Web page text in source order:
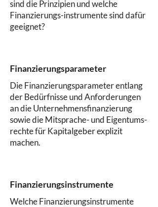
sind die Prinzipien und welche
Finanzierungs-instrumente sind dafür
geeignet?
Finanzierungsparameter
Die Finanzierungsparameter entlang
der Bedürfnisse und Anforderungen
an die Unternehmensfinanzierung
sowie die Mitsprache- und Eigentums-
rechte für Kapitalgeber explizit
machen.
Finanzierungsinstrumente
Welche Finanzierungsinstrumente